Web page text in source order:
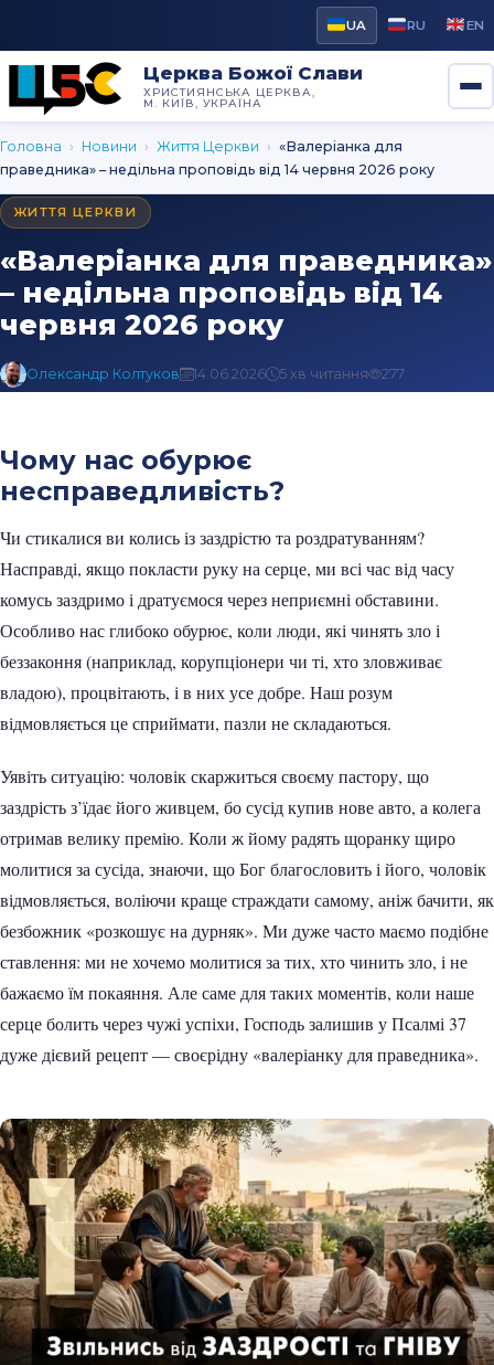
UA RU EN
Церква Божої Слави
ХРИСТИЯНСЬКА ЦЕРКВА,
М. КИЇВ, УКРАЇНА
Головна › Новини › Життя Церкви › «Валеріанка для
праведника» – недільна проповідь від 14 червня 2026 року
ЖИТТЯ ЦЕРКВИ
«Валеріанка для праведника»
– недільна проповідь від 14
червня 2026 року
Олександр Колтуков 14.06.2026 5 хв читання 277
Чому нас обурює
несправедливість?
Чи стикалися ви колись із заздрістю та роздратуванням?
Насправді, якщо покласти руку на серце, ми всі час від часу
комусь заздримо і дратуємося через неприємні обставини.
Особливо нас глибоко обурює, коли люди, які чинять зло і
беззаконня (наприклад, корупціонери чи ті, хто зловживає
владою), процвітають, і в них усе добре. Наш розум
відмовляється це сприймати, пазли не складаються.
Уявіть ситуацію: чоловік скаржиться своєму пастору, що
заздрість з’їдає його живцем, бо сусід купив нове авто, а колега
отримав велику премію. Коли ж йому радять щоранку щиро
молитися за сусіда, знаючи, що Бог благословить і його, чоловік
відмовляється, воліючи краще страждати самому, аніж бачити, як
безбожник «розкошує на дурняк». Ми дуже часто маємо подібне
ставлення: ми не хочемо молитися за тих, хто чинить зло, і не
бажаємо їм покаяння. Але саме для таких моментів, коли наше
серце болить через чужі успіхи, Господь залишив у Псалмі 37
дуже дієвий рецепт — своєрідну «валеріанку для праведника».